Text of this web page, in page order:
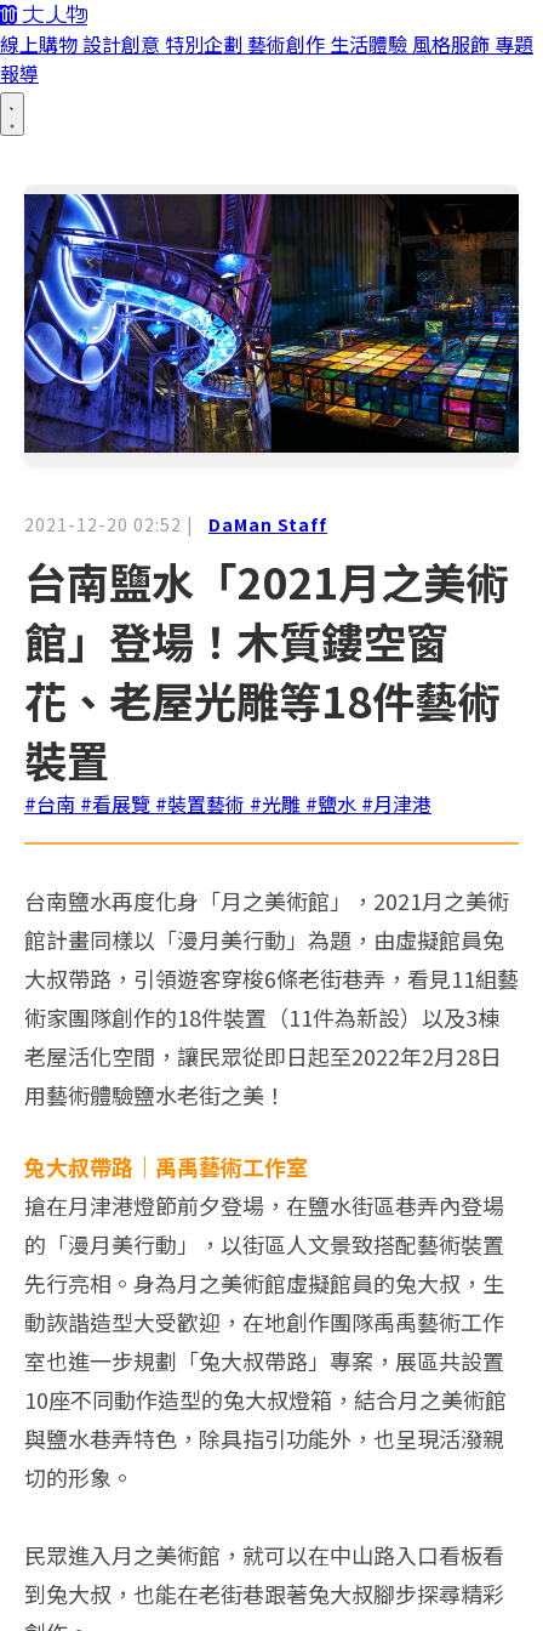
線上購物 設計創意 特別企劃 藝術創作 生活體驗 風格服飾 專題
報導
2021-12-20 02:52 | DaMan Staff
台南鹽水「2021月之美術
館」登場！木質鏤空窗
花、老屋光雕等18件藝術
裝置
#台南 #看展覽 #裝置藝術 #光雕 #鹽水 #月津港
台南鹽水再度化身「月之美術館」，2021月之美術
館計畫同樣以「漫月美行動」為題，由虛擬館員兔
大叔帶路，引領遊客穿梭6條老街巷弄，看見11組藝
術家團隊創作的18件裝置（11件為新設）以及3棟
老屋活化空間，讓民眾從即日起至2022年2月28日
用藝術體驗鹽水老街之美！
兔大叔帶路｜禹禹藝術工作室
搶在月津港燈節前夕登場，在鹽水街區巷弄內登場
的「漫月美行動」，以街區人文景致搭配藝術裝置
先行亮相。身為月之美術館虛擬館員的兔大叔，生
動詼諧造型大受歡迎，在地創作團隊禹禹藝術工作
室也進一步規劃「兔大叔帶路」專案，展區共設置
10座不同動作造型的兔大叔燈箱，結合月之美術館
與鹽水巷弄特色，除具指引功能外，也呈現活潑親
切的形象。
民眾進入月之美術館，就可以在中山路入口看板看
到兔大叔，也能在老街巷跟著兔大叔腳步探尋精彩